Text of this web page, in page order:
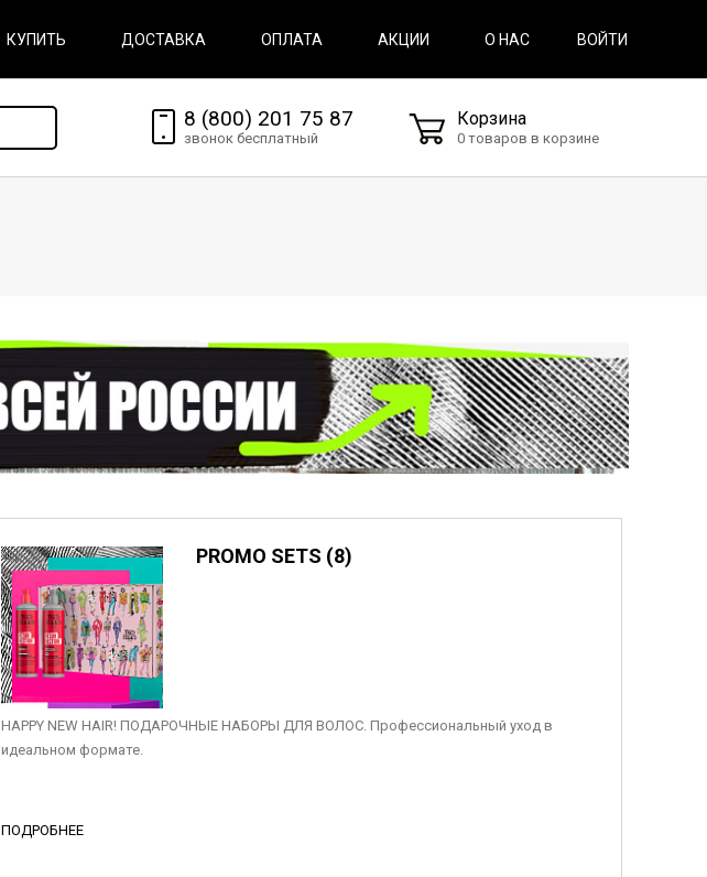
КУПИТЬ ДОСТАВКА ОПЛАТА АКЦИИ О НАС ВОЙТИ
8 (800) 201 75 87
звонок бесплатный
Корзина
0 товаров в корзине
PROMO SETS (8)
HAPPY NEW HAIR! ПОДАРОЧНЫЕ НАБОРЫ ДЛЯ ВОЛОС. Профессиональный уход в
идеальном формате.
ПОДРОБНЕЕ